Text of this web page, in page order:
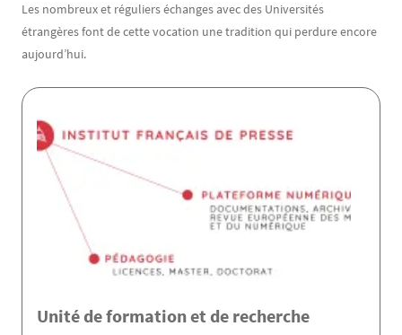
Les nombreux et réguliers échanges avec des Universités
étrangères font de cette vocation une tradition qui perdure encore
aujourd’hui.
Unité de formation et de recherche